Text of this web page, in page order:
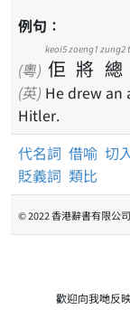
例句：
(粵) 佢
keoi5
將
zoeng1
總
zung2
(英) He drew an
Hitler.
代名詞 借喻 切
貶義詞 類比
© 2022 香港辭書有限公
歡迎向我哋反